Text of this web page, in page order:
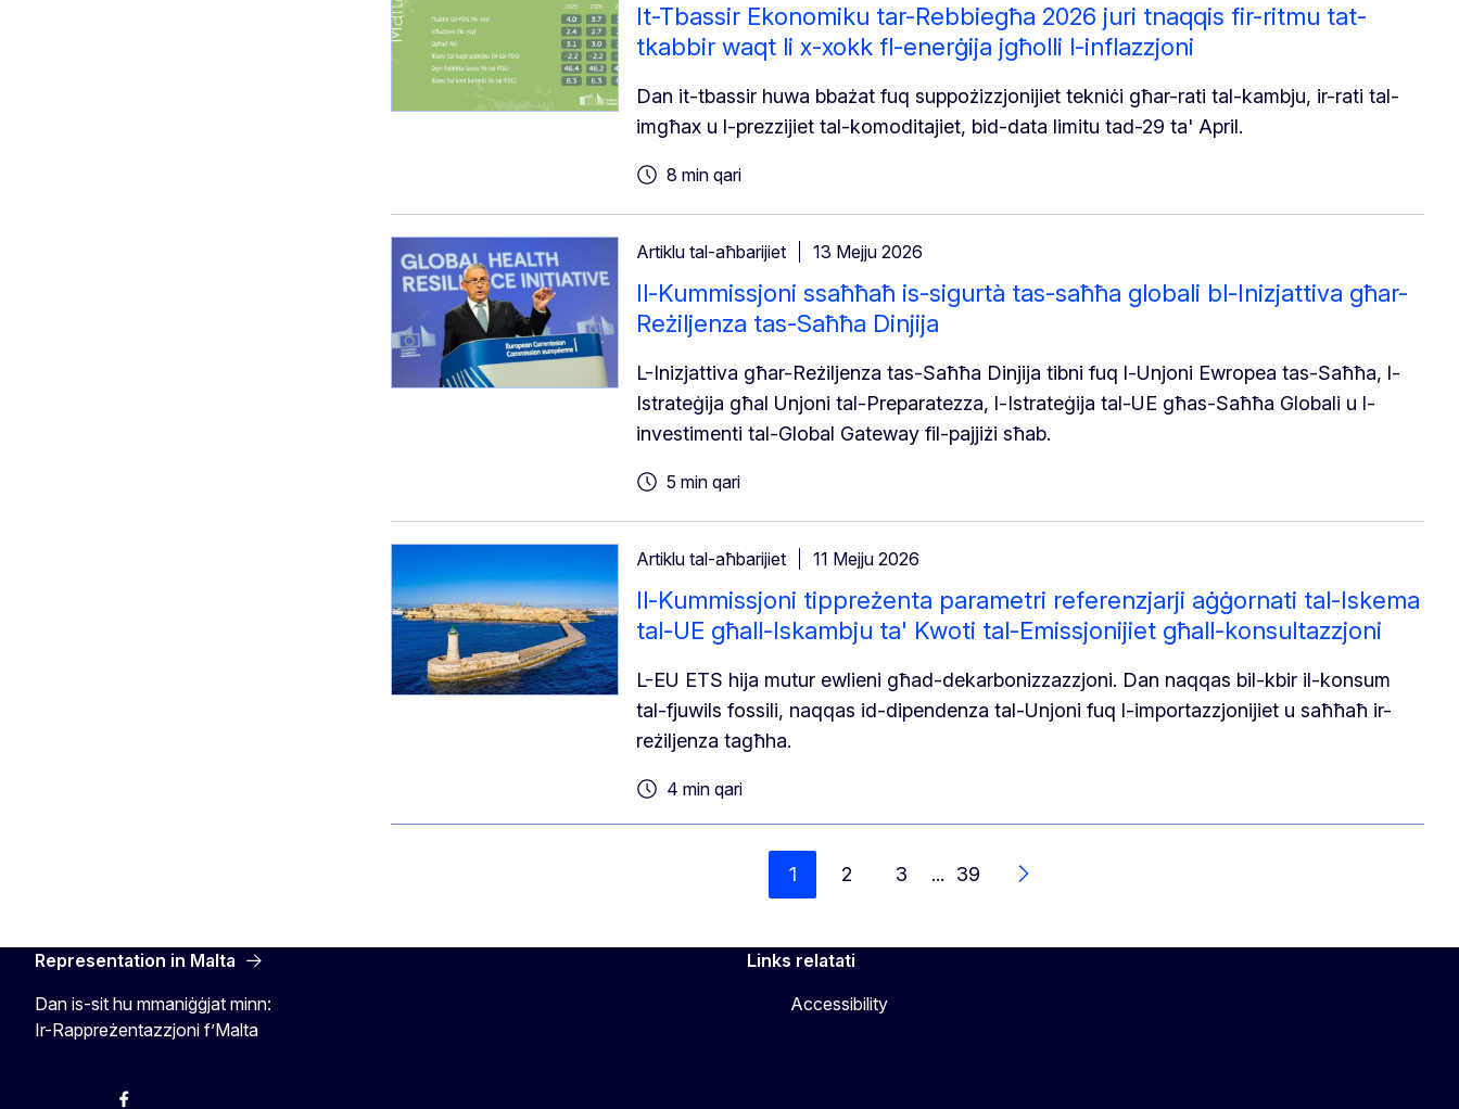
It-Tbassir Ekonomiku tar-Rebbiegħa 2026 juri tnaqqis fir-ritmu tat-
tkabbir waqt li x-xokk fl-enerġija jgħolli l-inflazzjoni
Dan it-tbassir huwa bbażat fuq suppożizzjonijiet tekniċi għar-rati tal-kambju, ir-rati tal-
imgħax u l-prezzijiet tal-komoditajiet, bid-data limitu tad-29 ta' April.
8 min qari
Artiklu tal-aħbarijiet 13 Mejju 2026
Il-Kummissjoni ssaħħaħ is-sigurtà tas-saħħa globali bl-Inizjattiva għar-
Reżiljenza tas-Saħħa Dinjija
L-Inizjattiva għar-Reżiljenza tas-Saħħa Dinjija tibni fuq l-Unjoni Ewropea tas-Saħħa, l-
Istrateġija għal Unjoni tal-Preparatezza, l-Istrateġija tal-UE għas-Saħħa Globali u l-
investimenti tal-Global Gateway fil-pajjiżi sħab.
5 min qari
Artiklu tal-aħbarijiet 11 Mejju 2026
Il-Kummissjoni tippreżenta parametri referenzjarji aġġornati tal-Iskema
tal-UE għall-Iskambju ta' Kwoti tal-Emissjonijiet għall-konsultazzjoni
L-EU ETS hija mutur ewlieni għad-dekarbonizzazzjoni. Dan naqqas bil-kbir il-konsum
tal-fjuwils fossili, naqqas id-dipendenza tal-Unjoni fuq l-importazzjonijiet u saħħaħ ir-
reżiljenza tagħha.
4 min qari
1 2 3 ... 39
Li Jmiss
Representation in Malta
Dan is-sit hu mmaniġġjat minn:
Ir-Rappreżentazzjoni f’Malta
Links relatati
Accessibility